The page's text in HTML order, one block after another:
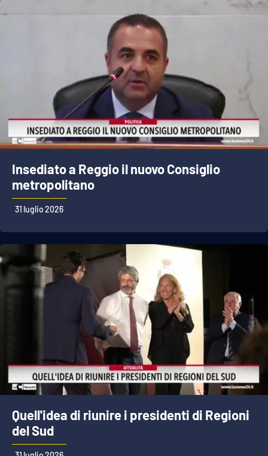
Cosenzachannel.it
Ilvibonese.it
Catanzarochannel.it
APP
Apple
Insediato a Reggio il nuovo Consiglio
metropolitano
31 luglio 2026
Quell'idea di riunire i presidenti di Regioni
del Sud